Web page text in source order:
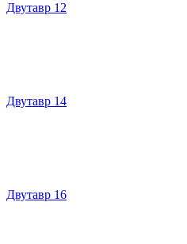
Двутавр 12
Двутавр 14
Двутавр 16